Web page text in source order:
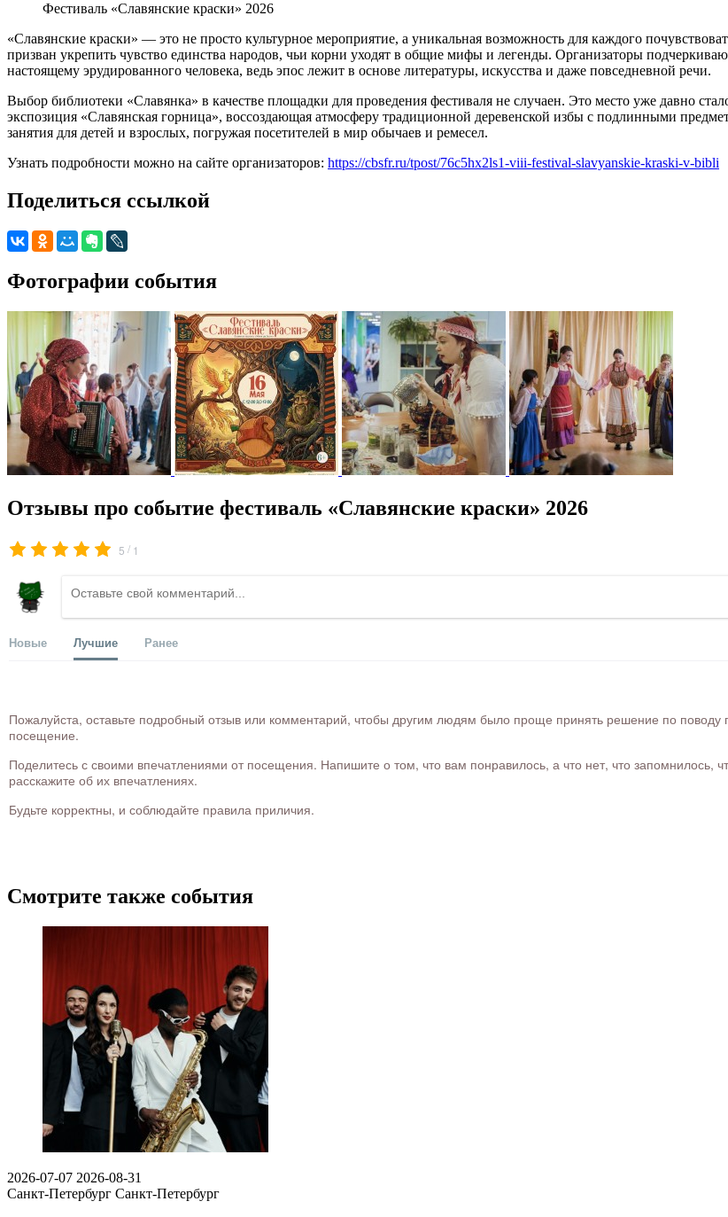
Фестиваль «Славянские краски» 2026
«Славянские краски» — это не просто культурное мероприятие, а уникальная возможность для каждого
призван укрепить чувство единства народов, чьи корни уходят в общие мифы и легенды. Организаторы
настоящему эрудированного человека, ведь эпос лежит в основе литературы, искусства и даже повседневной речи.
Выбор библиотеки «Славянка» в качестве площадки для проведения фестиваля не случаен. Это место уже давно
экспозиция «Славянская горница», воссоздающая атмосферу традиционной деревенской избы с подлинными
занятия для детей и взрослых, погружая посетителей в мир обычаев и ремесел.
Узнать подробности можно на сайте организаторов: https://cbsfr.ru/tpost/76c5hx2ls1-viii-festival-slavyanskie-kraski-v-bibli
Поделиться ссылкой
Фотографии события
Отзывы про событие фестиваль «Славянские краски» 2026
5 / 1
Новые Лучшие Ранее
Пожалуйста, оставьте подробный отзыв или комментарий, чтобы другим людям было проще принять решение по поводу
посещение.
Поделитесь с своими впечатлениями от посещения. Напишите о том, что вам понравилось, а что нет, что
расскажите об их впечатлениях.
Будьте корректны, и соблюдайте правила приличия.
Смотрите также события
2026-07-07 2026-08-31
Санкт-Петербург Санкт-Петербург